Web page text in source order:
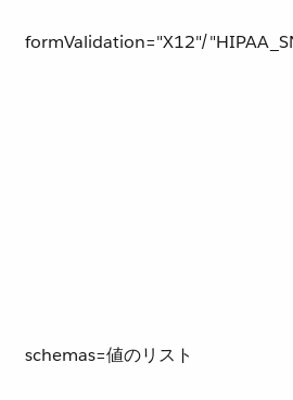
formValidation="X12"/
schemas=値のリスト